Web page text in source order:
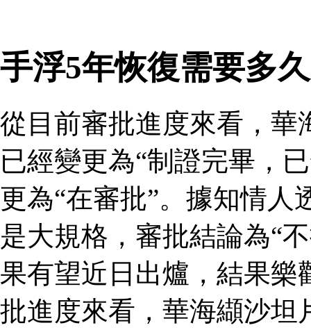
手浮5年恢復需要多
從目前審批進度來看，華
已經變更為“制證完畢，
更為“在審批”。據知情
是大規格，審批結論為“
果有望近日出爐，結果樂
批進度來看，華海纈沙坦